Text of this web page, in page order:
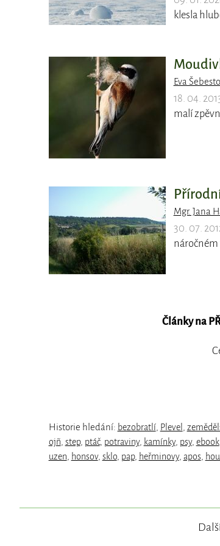
klesla
Eva
18. 04.
malí
Mgr. Jana
30. 07.
náročném
Články na
Historie hledání: bezobratlí, Plevel
ojñ step, ptáč, potraviny, kamínky, psy, ebook,
uzen
honsov, sklo, pap, heřminovy, apos